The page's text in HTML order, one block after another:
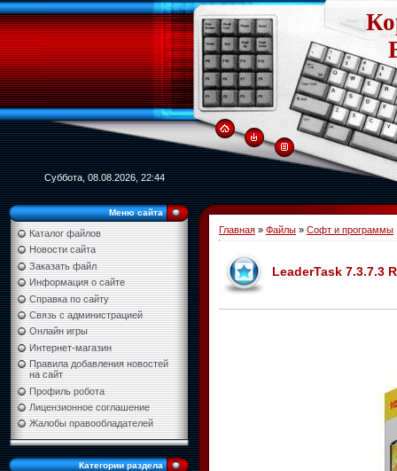
Суббота, 08.08.2026, 22:44
Меню сайта
Каталог файлов
Новости сайта
Заказать файл
Информация о сайте
Справка по сайту
Связь с администрацией
Онлайн игры
Интернет-магазин
Правила добавления новостей
на сайт
Профиль робота
Лицензионное соглашение
Жалобы правообладателей
Категории раздела
Главная » Файлы » Софт и программы
LeaderTask 7.3.7.3